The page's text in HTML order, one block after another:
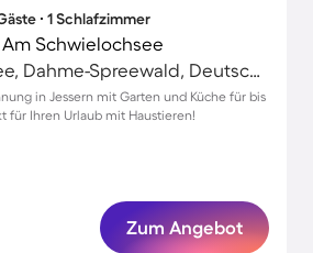
∙ 1 Schlafzimmer
Schwielochsee
Schwielochsee, Dahme-Spreewald, Deutschland
in Jessern mit Garten und Küche für bis
für Ihren Urlaub mit Haustieren!
Zum Angebot